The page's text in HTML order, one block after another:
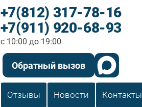
+7(812) 317-78-16
+7(911) 920-68-93
c 10:00 до 19:00
Обратный вызов
Отзывы Новости Контакты